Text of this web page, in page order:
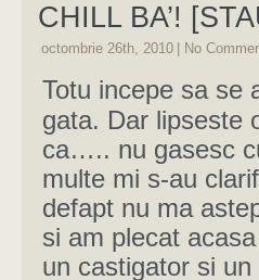
CHILL BA’!
octombrie 26th, 2010 No
Totu incepe sa se
gata. Dar lipseste
ca….. nu gasesc
multe mi s-au
defapt nu ma
si am plecat
un castigator si